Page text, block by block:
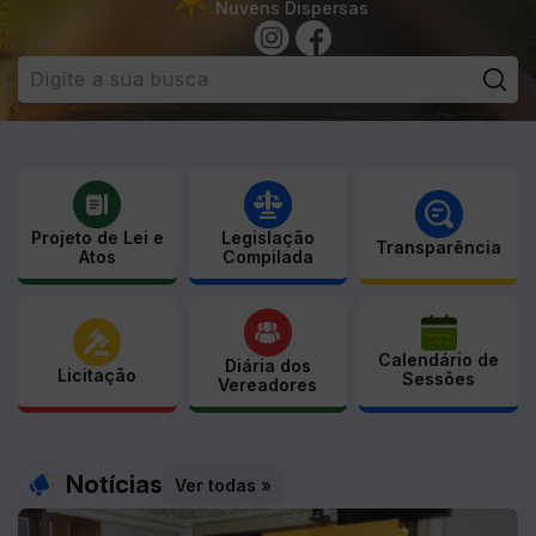
Nuvens Dispersas
Projeto de Lei e
Atos
Legislação
Compilada
Transparência
Licitação
Diária dos
Vereadores
Calendário de
Sessões
Notícias Ver todas »